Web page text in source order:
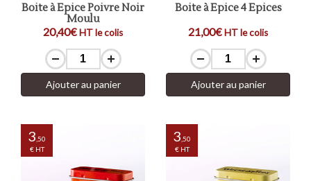
Boite à Epice Poivre Noir
Moulu
20,40€HT le colis
Ajouter au panier
Boite à Epice 4 Epices
21,00€HT le colis
Ajouter au panier
3 ,50
€ HT
3 ,50
€ HT